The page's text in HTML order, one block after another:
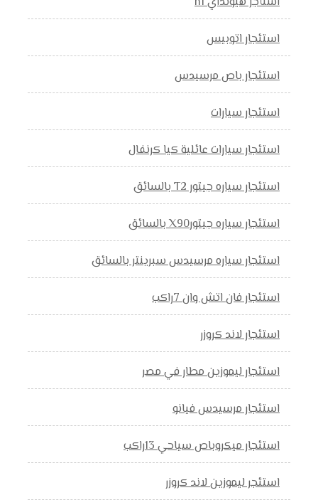
استئجار اتوبيس
استئجار باص مرسيدس
استئجار سيارات
استئجار سيارات عائلية كيا كرنفال
استئجار سياره جيتور T2 بالسائق
استئجار سياره جيتورX90 بالسائق
استئجار سياره مرسيدس سبرينتر بالسائق
استئجار فان اتش وان 7راكب
استئجار لاند كروزر
استئجار ليموزين مطار في مصر
استئجار مرسيدس فيانو
استئجار ميكروباص سياحي 13راكب
استئجر ليموزين لاند كروزر